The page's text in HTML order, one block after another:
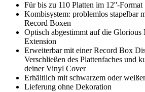
Für bis zu 110 Platten im 12''-Format
Kombisystem: problemlos stapelbar
Record Boxen
Optisch abgestimmt auf die
Extension
Erweiterbar mit einer Record Box
Verschließen des Plattenfaches und
deiner Vinyl Cover
Erhältlich mit schwarzem oder
Lieferung ohne Dekoration